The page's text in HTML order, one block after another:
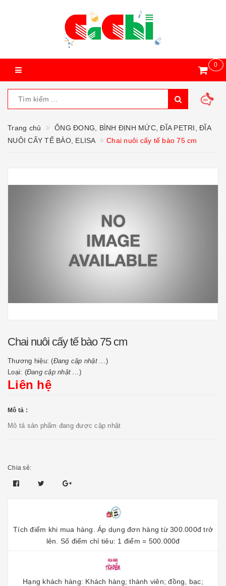
0
Trang chủ
ỐNG ĐONG, BÌNH ĐỊNH MỨC, ĐĨA PETRI, ĐĨA
NUÔI CẤY TẾ BÀO, ELISA
Chai nuôi cấy tế bào 75 cm
Chai nuôi cấy tế bào 75 cm
Thương hiệu: (Đang cập nhật ...)
Loại: (Đang cập nhật ...)
Liên hệ
Mô tả :
Mô tả sản phẩm đang được cập nhật
Chia sẻ:
Tích điểm khi mua hàng. Áp dụng đơn hàng từ 300.000đ trở
lên. Số điểm chỉ tiêu: 1 điểm = 500.000đ
Hạng khách hàng: Khách hàng; thành viên; đồng, bạc;